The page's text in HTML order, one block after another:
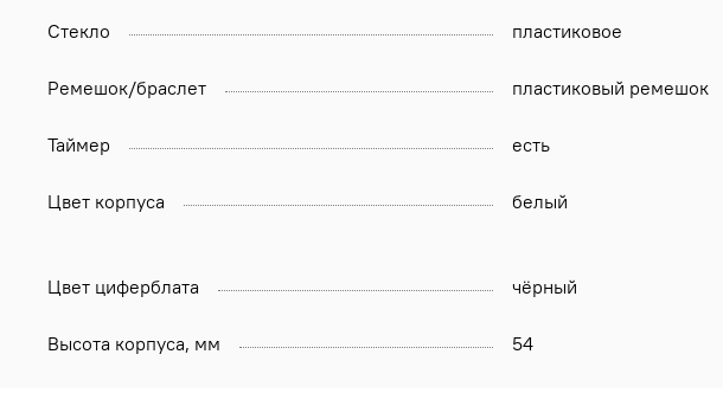
Стекло пластиковое
Ремешок/браслет пластиковый ремешок
Таймер есть
Цвет корпуса белый
Цвет циферблата чёрный
Высота корпуса, мм 54